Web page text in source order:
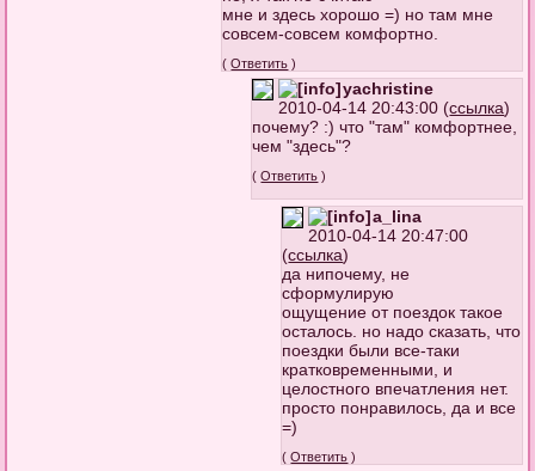
мне и здесь хорошо =) но там мне
совсем-совсем комфортно.
(Ответить )
yachristine
2010-04-14 20:43:00 (ссылка)
почему? :) что "там" комфортнее,
чем "здесь"?
(Ответить )
a_lina
2010-04-14 20:47:00
(ссылка)
да нипочему, не
сформулирую
ощущение от поездок такое
осталось. но надо сказать, что
поездки были все-таки
кратковременными, и
целостного впечатления нет.
просто понравилось, да и все
=)
(Ответить )